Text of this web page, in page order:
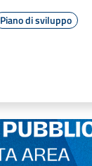
Piano di sviluppo